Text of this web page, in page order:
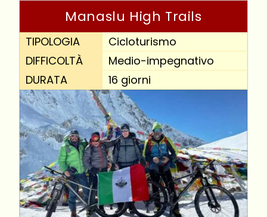
Manaslu High Trails
TIPOLOGIA
Cicloturismo
DIFFICOLTÀ
Medio-impegnativo
DURATA
16 giorni